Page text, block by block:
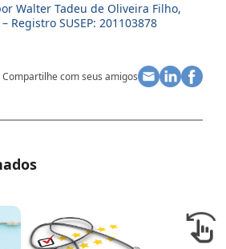
Walter Tadeu de Oliveira Filho,
Registro SUSEP: 201103878
Compartilhe com seus amigos